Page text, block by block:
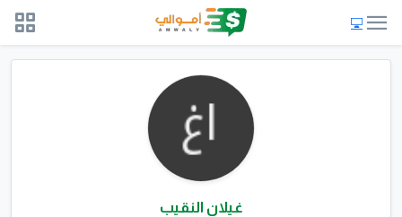
غيلان النقيب